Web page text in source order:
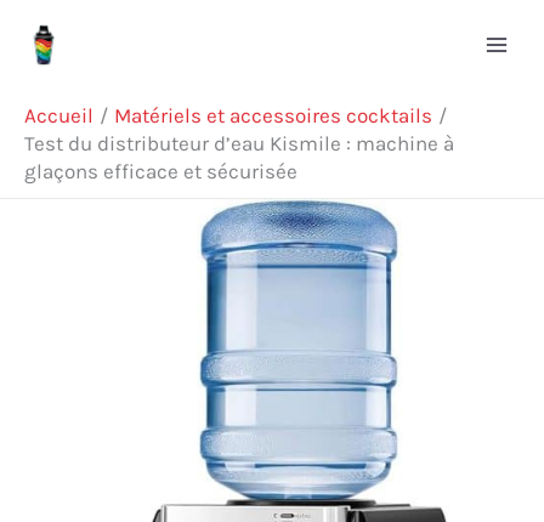
Accueil
Matériels et accessoires cocktails
Test du distributeur d’eau Kismile : machine à
glaçons efficace et sécurisée
h
e